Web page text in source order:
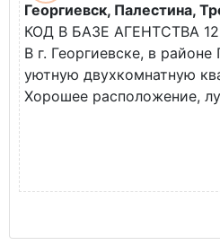
Георгиевск, Палестина,
КОД В БАЗЕ АГЕНТСТВА
В г. Георгиевске, в
уютную двухкомнатную
Хорошее расположение,